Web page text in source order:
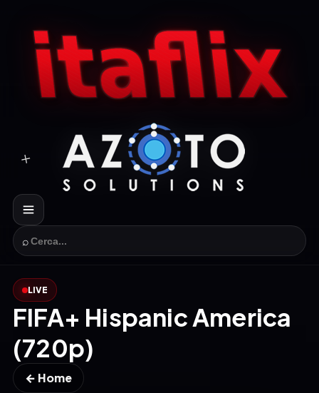
⌕
LIVE
FIFA+ Hispanic America
(720p)
← Home